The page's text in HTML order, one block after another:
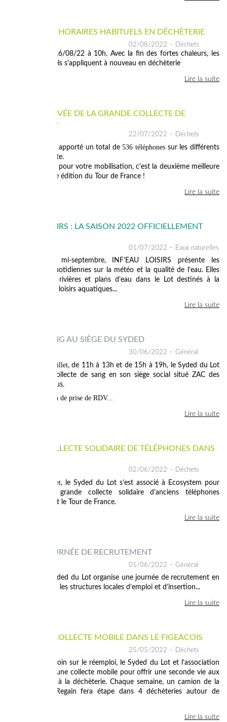
RETOUR DES HORAIRES HABITUELS EN DÉCHÈTERIE
02/08/2022 – Déchets
Mise à jour le 16/08/22 à 10h. Avec la fin des fortes chaleurs, les
horaires habituels s'appliquent à nouveau en déchèterie
Lire la suite
LIGNE D'ARRIVÉE DE LA GRANDE COLLECTE DE
TÉLÉPHONES
22/07/2022 – Déchets
Vous nous avez apporté un total de536 téléphones sur les différents
points de collecte.
Un grand bravo pour votre mobilisation, c'est la deuxième meilleure
collecte de cette édition du Tour de France !
Lire la suite
INF'EAU LOISIRS : LA SAISON 2022 OFFICIELLEMENT
01/07/2022 – Eaux naturelles
De mi-juin à mi-septembre, INF’EAU LOISIRS présente les
informations quotidiennes sur la météo et la qualité de l’eau. Elles
concernent les rivières et plans d’eau dans le Lot destinés à la
baignade et aux loisirs aquatiques...
Lire la suite
DON DU SANG AU SIÈGE DU SYDED
30/06/2022 – Général
Ce mercredi 5 juillet, de 11h à 13h et de 15h à 19h, le Syded du Lot
accueille une collecte de sang en son siège social situé ZAC des
Matalines à Catus.
> Accédez au lien de prise de RDV...
Lire la suite
GRANDE COLLECTE SOLIDAIRE DE TÉLÉPHONES DANS
02/06/2022 – Déchets
Jusqu’au 16 juillet, le Syded du Lot s’est associé à Ecosystem pour
organiser une grande collecte solidaire d’anciens téléphones
portables durant le Tour de France.
Lire la suite
14 JUIN : JOURNÉE DE RECRUTEMENT
01/06/2022 – Général
Le 14 juin, le Syded du Lot organise une journée de recrutement en
partenariat avec les structures locales d’emploi et d’insertion...
Lire la suite
RÉEMPLOI : COLLECTE MOBILE DANS LE FIGEACOIS
25/05/2022 – Déchets
Pour aller plus loin sur le réemploi, le Syded du Lot et l’association
Regain lancent une collecte mobile pour offrir une seconde vie aux
objets destinés à la déchèterie. Chaque semaine, un camion de la
Recyclerie de Regain fera étape dans 4 déchèteries autour de
Lire la suite